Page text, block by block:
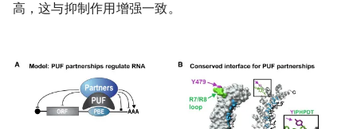
高，这与抑制作用增强一致。